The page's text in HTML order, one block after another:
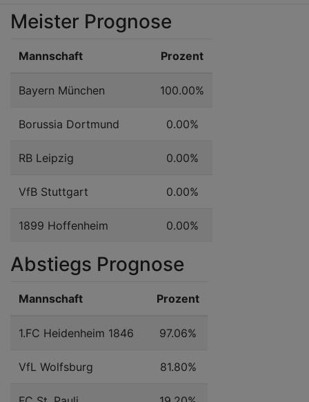
Meister Prognose
Mannschaft Prozent
Bayern München 100.00%
Borussia Dortmund 0.00%
RB Leipzig 0.00%
VfB Stuttgart 0.00%
1899 Hoffenheim 0.00%
Abstiegs Prognose
Mannschaft Prozent
1.FC Heidenheim 1846 97.06%
VfL Wolfsburg 81.80%